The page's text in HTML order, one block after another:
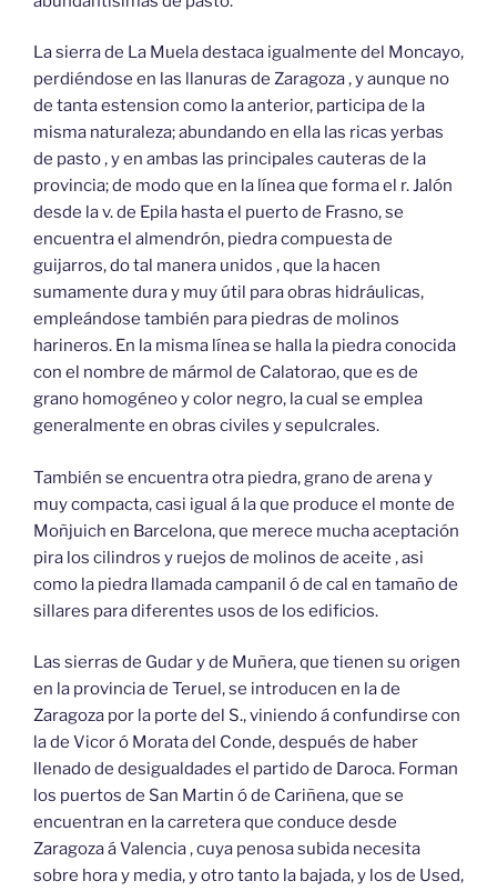
La sierra de La Muela destaca igualmente del Moncayo,
perdiéndose en las llanuras de Zaragoza , y aunque no
de tanta estension como la anterior, participa de la
misma naturaleza; abundando en ella las ricas yerbas
de pasto , y en ambas las principales cauteras de la
provincia; de modo que en la línea que forma el r. Jalón
desde la v. de Epila hasta el puerto de Frasno, se
encuentra el almendrón, piedra compuesta de
guijarros, do tal manera unidos , que la hacen
sumamente dura y muy útil para obras hidráulicas,
empleándose también para piedras de molinos
harineros. En la misma línea se halla la piedra conocida
con el nombre de mármol de Calatorao, que es de
grano homogéneo y color negro, la cual se emplea
generalmente en obras civiles y sepulcrales.
También se encuentra otra piedra, grano de arena y
muy compacta, casi igual á la que produce el monte de
Moñjuich en Barcelona, que merece mucha aceptación
pira los cilindros y ruejos de molinos de aceite , asi
como la piedra llamada campanil ó de cal en tamaño de
sillares para diferentes usos de los edificios.
Las sierras de Gudar y de Muñera, que tienen su origen
en la provincia de Teruel, se introducen en la de
Zaragoza por la porte del S., viniendo á confundirse con
la de Vicor ó Morata del Conde, después de haber
llenado de desigualdades el partido de Daroca. Forman
los puertos de San Martin ó de Cariñena, que se
encuentran en la carretera que conduce desde
Zaragoza á Valencia , cuya penosa subida necesita
sobre hora y media, y otro tanto la bajada, y los de Used,